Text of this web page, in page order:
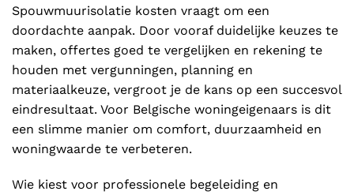
Spouwmuurisolatie kosten vraagt om een
doordachte aanpak. Door vooraf duidelijke keuzes te
maken, offertes goed te vergelijken en rekening te
houden met vergunningen, planning en
materiaalkeuze, vergroot je de kans op een succesvol
eindresultaat. Voor Belgische woningeigenaars is dit
een slimme manier om comfort, duurzaamheid en
woningwaarde te verbeteren.
Wie kiest voor professionele begeleiding en